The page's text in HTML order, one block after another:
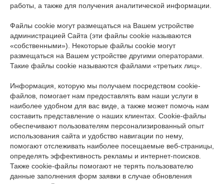
работы, а также для получения аналитической информации.
Файлы cookie могут размещаться на Вашем устройстве
администрацией Сайта (эти файлы cookie называются
«собственными»). Некоторые файлы cookie могут
размещаться на Вашем устройстве другими операторами.
Такие файлы cookie называются файлами «третьих лиц».
Информация, которую мы получаем посредством cookie-
файлов, помогает нам предоставлять вам наши услуги в
наиболее удобном для вас виде, а также может помочь нам
составить представление о наших клиентах. Cookie-файлы
обеспечивают пользователям персонализированный опыт
использования сайта и удобство навигации по нему,
помогают отслеживать наиболее посещаемые веб-страницы,
определять эффективность рекламы и интернет-поисков.
Также cookie-файлы помогают не терять пользователю
данные заполнения форм заявки в случае обновления